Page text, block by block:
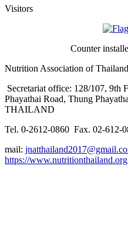
Visitors
Counter
Nutrition Association of Thailand
Secretariat office: 128/107, 9th
Phayathai Road, Thung
THAILAND
Tel. 0-2612-0860 Fax. 02-612-
mail:
https://www.nutritionthailand.org